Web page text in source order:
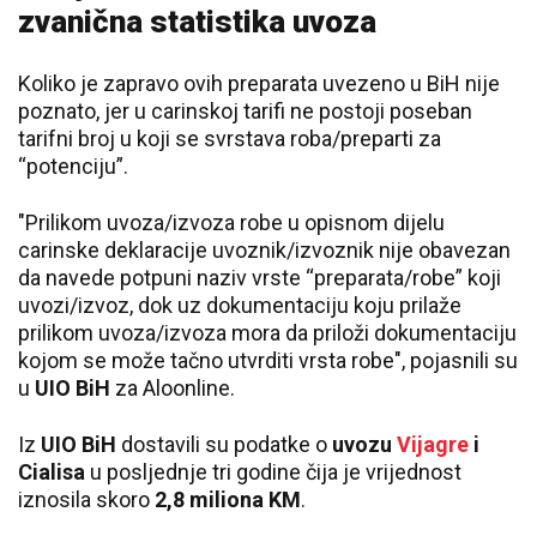
zvanična statistika uvoza
Koliko je zapravo ovih preparata uvezeno u BiH nije
poznato, jer u carinskoj tarifi ne postoji poseban
tarifni broj u koji se svrstava roba/preparti za
“potenciju”.
"Prilikom uvoza/izvoza robe u opisnom dijelu
carinske deklaracije uvoznik/izvoznik nije obavezan
da navede potpuni naziv vrste “preparata/robe” koji
uvozi/izvoz, dok uz dokumentaciju koju prilaže
prilikom uvoza/izvoza mora da priloži dokumentaciju
kojom se može tačno utvrditi vrsta robe", pojasnili su
u UIO BiH za Aloonline.
Iz UIO BiH dostavili su podatke o uvozu Vijagre i
Cialisa u posljednje tri godine čija je vrijednost
iznosila skoro 2,8 miliona KM.